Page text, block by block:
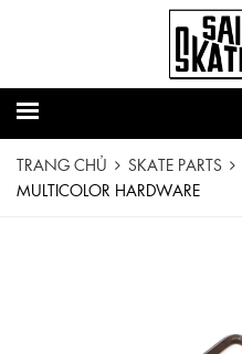
TRANG CHỦ SKATE PARTS
MULTICOLOR HARDWARE